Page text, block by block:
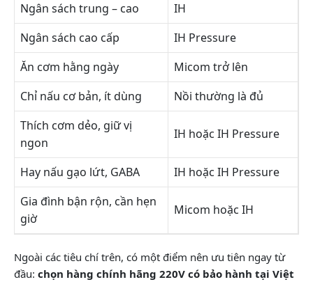
Ngân sách trung – cao
IH
Ngân sách cao cấp
IH Pressure
Ăn cơm hằng ngày
Micom trở lên
Chỉ nấu cơ bản, ít dùng
Nồi thường là đủ
Thích cơm dẻo, giữ vị
ngon
IH hoặc IH Pressure
Hay nấu gạo lứt, GABA
IH hoặc IH Pressure
Gia đình bận rộn, cần hẹn
giờ
Micom hoặc IH
Ngoài các tiêu chí trên, có một điểm nên ưu tiên ngay từ
đầu: chọn hàng chính hãng 220V có bảo hành tại Việt